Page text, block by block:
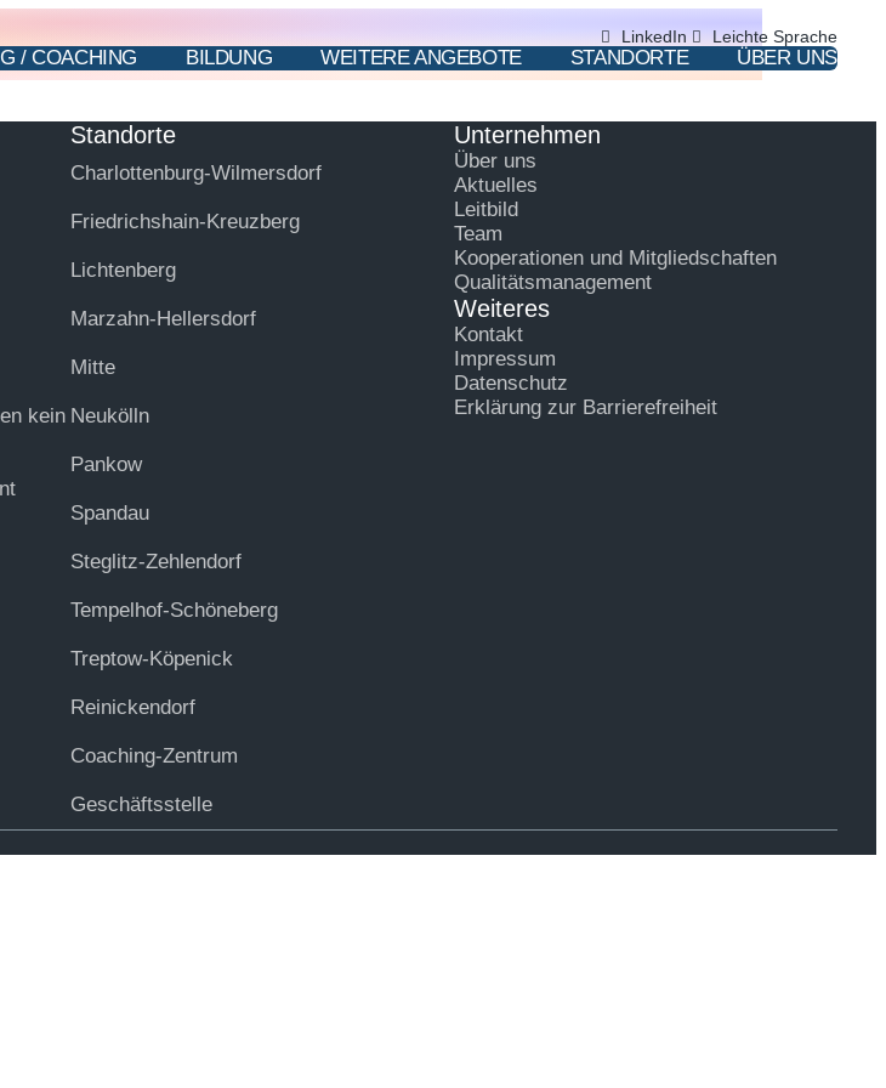
LinkedIn Leichte Sprache
/ COACHING BILDUNG WEITERE ANGEBOTE STANDORTE ÜBER UNS
kein
Standorte
Charlottenburg-Wilmersdorf
Friedrichshain-Kreuzberg
Lichtenberg
Marzahn-Hellersdorf
Mitte
Neukölln
Pankow
Spandau
Steglitz-Zehlendorf
Tempelhof-Schöneberg
Treptow-Köpenick
Reinickendorf
Coaching-Zentrum
Geschäftsstelle
Unternehmen
Über uns
Aktuelles
Leitbild
Team
Kooperationen und Mitgliedschaften
Qualitätsmanagement
Weiteres
Kontakt
Impressum
Datenschutz
Erklärung zur Barrierefreiheit